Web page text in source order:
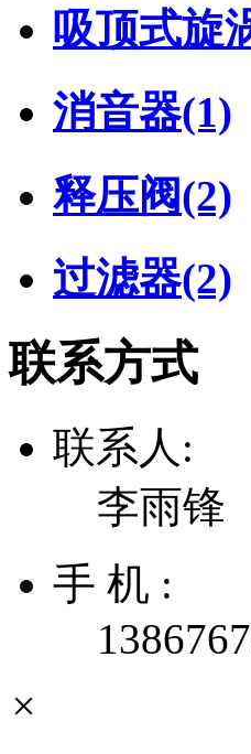
吸顶式旋
消音器(1)
释压阀(2)
过滤器(2)
联系方式
联系人:
李雨锋
手 机 :
×